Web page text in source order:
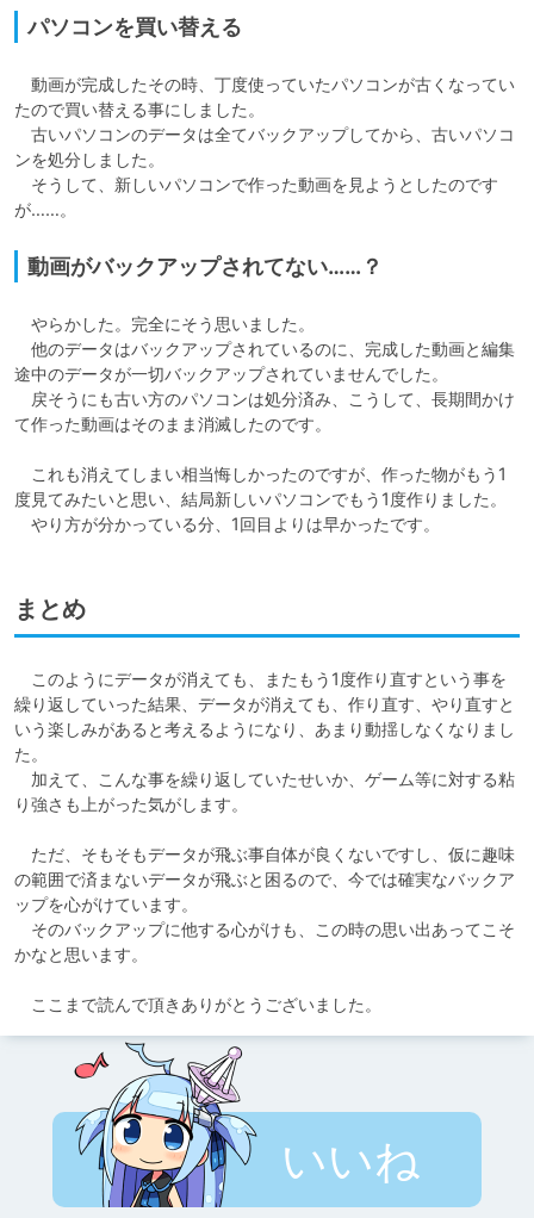
パソコンを買い替える
動画が完成したその時、丁度使っていたパソコンが古くなってい
たので買い替える事にしました。
古いパソコンのデータは全てバックアップしてから、古いパソコ
ンを処分しました。
そうして、新しいパソコンで作った動画を見ようとしたのです
が……。
動画がバックアップされてない……？
やらかした。完全にそう思いました。
他のデータはバックアップされているのに、完成した動画と編集
途中のデータが一切バックアップされていませんでした。
戻そうにも古い方のパソコンは処分済み、こうして、長期間かけ
て作った動画はそのまま消滅したのです。
これも消えてしまい相当悔しかったのですが、作った物がもう1
度見てみたいと思い、結局新しいパソコンでもう1度作りました。
やり方が分かっている分、1回目よりは早かったです。
まとめ
このようにデータが消えても、またもう1度作り直すという事を
繰り返していった結果、データが消えても、作り直す、やり直すと
いう楽しみがあると考えるようになり、あまり動揺しなくなりまし
た。
加えて、こんな事を繰り返していたせいか、ゲーム等に対する粘
り強さも上がった気がします。
ただ、そもそもデータが飛ぶ事自体が良くないですし、仮に趣味
の範囲で済まないデータが飛ぶと困るので、今では確実なバックア
ップを心がけています。
そのバックアップに他する心がけも、この時の思い出あってこそ
かなと思います。
ここまで読んで頂きありがとうございました。
いいね